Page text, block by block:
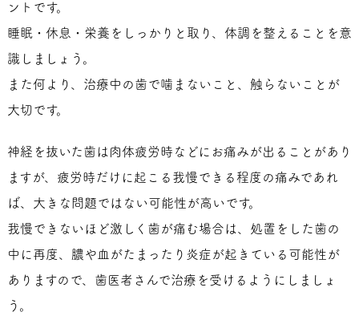
ントです。
睡眠・休息・栄養をしっかりと取り、体調を整えることを意
識しましょう。
また何より、治療中の歯で噛まないこと、触らないことが
大切です。
神経を抜いた歯は肉体疲労時などにお痛みが出ることがあり
ますが、疲労時だけに起こる我慢できる程度の痛みであれ
ば、大きな問題ではない可能性が高いです。
我慢できないほど激しく歯が痛む場合は、処置をした歯の
中に再度、膿や血がたまったり炎症が起きている可能性が
ありますので、歯医者さんで治療を受けるようにしましょ
う。